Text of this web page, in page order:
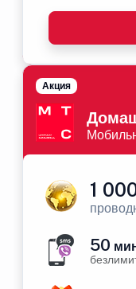
Акция
1
50